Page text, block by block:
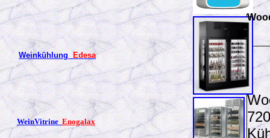
WeinkühlungEdesa
WeinVitrineEnogalax